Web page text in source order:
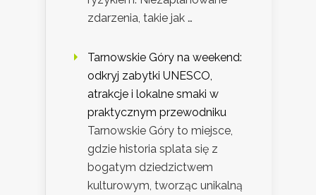
zdarzenia, takie jak …
Tarnowskie Góry na weekend:
odkryj zabytki UNESCO,
atrakcje i lokalne smaki w
praktycznym przewodniku
Tarnowskie Góry to miejsce,
gdzie historia splata się z
bogatym dziedzictwem
kulturowym, tworząc unikalną